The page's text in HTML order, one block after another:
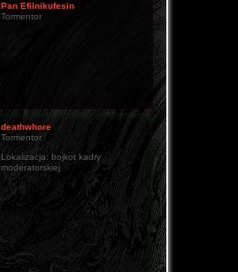
Pan Efilnikufesin
Tormentor
deathwhore
Tormentor
Lokalizacja: bojkot kadry
moderatorskiej